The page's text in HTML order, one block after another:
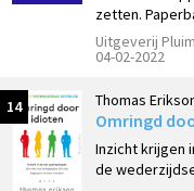
zetten.
Uitgeverij Pluim
04-02-2022
14 Thomas
Omringd
Inzicht krijgen
de